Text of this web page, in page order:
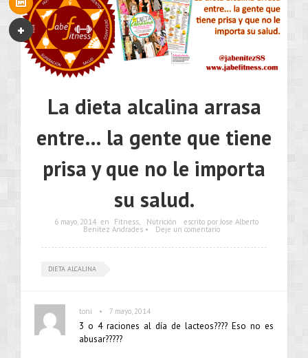
La dieta alcalina arrasa
entre… la gente que tiene
prisa y que no le importa
su salud.
6 mayo, 2014 en Fitness, Nutrición escrito por Jose Alberto
Benítez Andrades • Deje un comentario
DIETA ALCALINA
toni • 7 mayo, 2014
3 o 4 raciones al día de lacteos???? Eso no es
abusar?????